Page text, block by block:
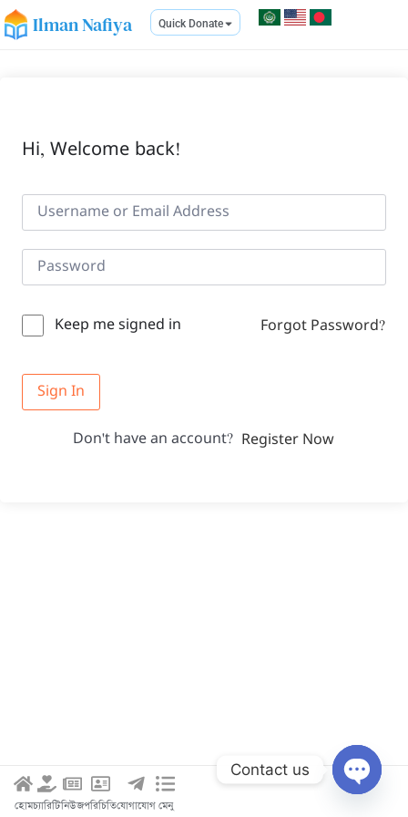
Ilman Nafiya Quick Donate
Hi, Welcome back!
Keep me signed in Forgot Password?
Sign In
Don't have an account? Register Now
হোমচ্যারিটিনিউজপরিচিতিযোগাযোগ মেনু
Contact us